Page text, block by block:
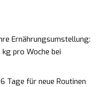
Ernährungsumstellung:
kg pro Woche bei
Tage für neue Routinen